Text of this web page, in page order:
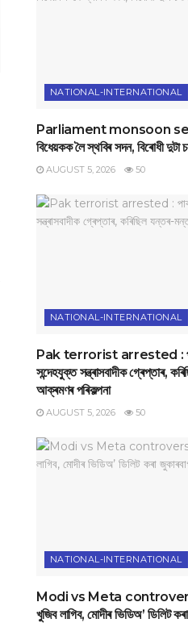
NATIONAL-INTERNATIONAL
Parliament monsoon
বিধেয়কক লৈ স্থবিৰ সদন, বিৰোধী দুটা
AUGUST 5, 2026 50
NATIONAL-INTERNATIONAL
Pak terrorist arrested : পাক
সন্দেহযুক্ত সন্ত্ৰাসবাদীক গ্ৰেপ্তাৰ,
আক্ৰমণৰ পৰিকল্পনা
AUGUST 5, 2026 50
NATIONAL-INTERNATIONAL
Modi vs Meta controversy :
খুজিব লাগিব, মোদীৰ ভিডিঅ’ ডিলিট